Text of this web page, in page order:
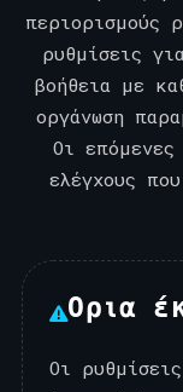
περιορισμούς
ρυθμίσεις
βοήθεια με
οργάνωση
Οι επόμενες
ελέγχους
Ορια
Οι